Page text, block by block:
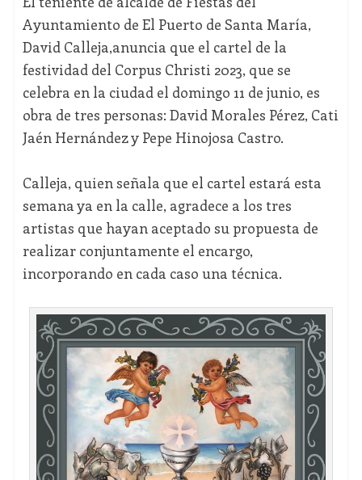
Ayuntamiento de El Puerto de Santa María,
David Calleja,anuncia que el cartel de la
festividad del Corpus Christi 2023, que se
celebra en la ciudad el domingo 11 de junio, es
obra de tres personas: David Morales Pérez, Cati
Jaén Hernández y Pepe Hinojosa Castro.
Calleja, quien señala que el cartel estará esta
semana ya en la calle, agradece a los tres
artistas que hayan aceptado su propuesta de
realizar conjuntamente el encargo,
incorporando en cada caso una técnica.